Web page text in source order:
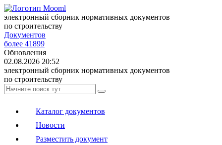
электронный сборник нормативных документов
по строительству
Документов
более 41899
Обновления
02.08.2026 20:52
электронный сборник нормативных документов
по строительству
Каталог документов
Новости
Разместить документ